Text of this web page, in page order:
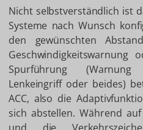
Nicht selbstverständlich ist
Systeme nach Wunsch
den gewünschten
Geschwindigkeitswarnung
Spurführung
Lenkeingriff oder beides)
ACC, also die
sich abstellen. Während